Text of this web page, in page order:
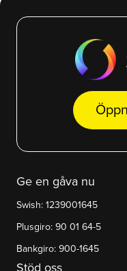
Ge en gåva nu
Swish: 1239001645
Plusgiro: 90 01 64-5
Bankgiro: 900-1645
Stöd oss